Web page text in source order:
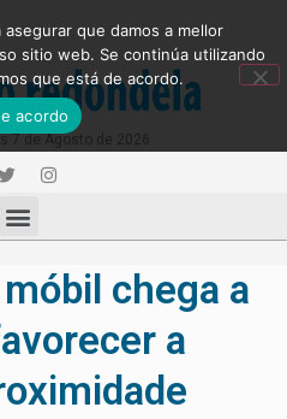
chega a
a
que damos a mellor
sitio web. Se continúa utilizando
que está de acordo.
acordo